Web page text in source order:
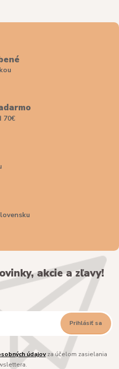
70€
akcie a zľavy!
Prihlásiť sa
údajovza účelom zasielania